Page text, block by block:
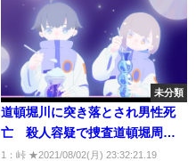
未分類
道頓堀川に突き落とされ男性死
亡 殺人容疑で捜査道頓堀周辺
を調べる警察官ら 大阪府警 [峠
1：峠 ★2021/08/02(月) 23:32:21.19